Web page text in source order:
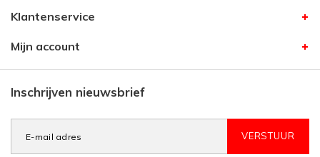
Klantenservice
Mijn account
Inschrijven nieuwsbrief
VERSTUUR